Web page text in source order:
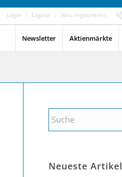
Login Logout Neu registrieren
Newsletter Aktienmärkte
Neueste Artikel